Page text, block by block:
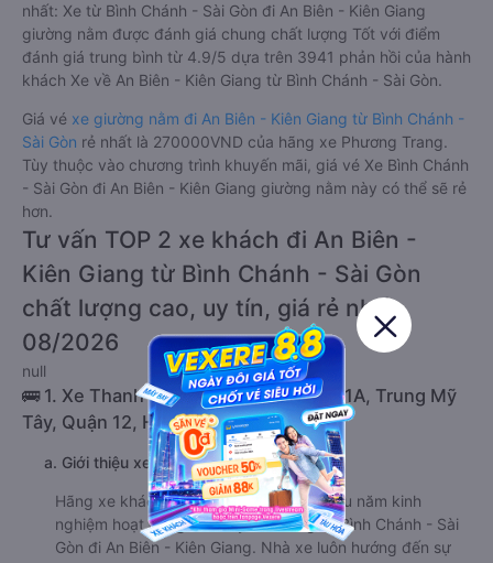
nhất: Xe từ Bình Chánh - Sài Gòn đi An Biên - Kiên Giang
giường nằm được đánh giá chung chất lượng Tốt với điểm
đánh giá trung bình từ 4.9/5 dựa trên 3941 phản hồi của hành
khách Xe về An Biên - Kiên Giang từ Bình Chánh - Sài Gòn.
Giá vé xe giường nằm đi An Biên - Kiên Giang từ Bình Chánh -
Sài Gòn rẻ nhất là 270000VND của hãng xe Phương Trang.
Tùy thuộc vào chương trình khuyến mãi, giá vé Xe Bình Chánh
- Sài Gòn đi An Biên - Kiên Giang giường nằm này có thể sẽ rẻ
hơn.
Tư vấn TOP 2 xe khách đi An Biên -
Kiên Giang từ Bình Chánh - Sài Gòn
chất lượng cao, uy tín, giá rẻ nhất
08/2026
null
🚌 1. Xe Thanh Phong khởi hành tại QL1A, Trung Mỹ
Tây, Quận 12, Hồ Chí Minh
a. Giới thiệu xe Thanh Phong
Hãng xe khách Thanh Phong đã có nhiều năm kinh
nghiệm hoạt động trên tuyến đường từ Bình Chánh - Sài
Gòn đi An Biên - Kiên Giang. Nhà xe luôn hướng đến sự